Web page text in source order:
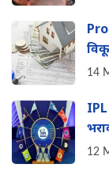
14
IPL
12